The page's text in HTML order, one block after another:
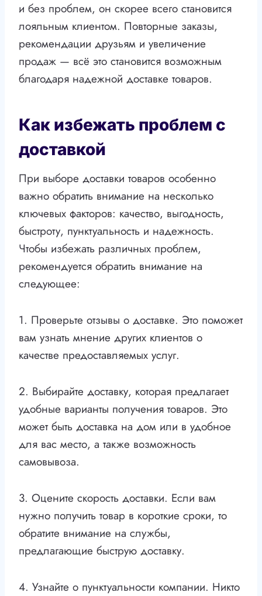
и без проблем, он скорее всего становится
лояльным клиентом. Повторные заказы,
рекомендации друзьям и увеличение
продаж — всё это становится возможным
благодаря надежной доставке товаров.
Как избежать проблем с
доставкой
При выборе доставки товаров особенно
важно обратить внимание на несколько
ключевых факторов: качество, выгодность,
быстроту, пунктуальность и надежность.
Чтобы избежать различных проблем,
рекомендуется обратить внимание на
следующее:
1. Проверьте отзывы о доставке. Это поможет
вам узнать мнение других клиентов о
качестве предоставляемых услуг.
2. Выбирайте доставку, которая предлагает
удобные варианты получения товаров. Это
может быть доставка на дом или в удобное
для вас место, а также возможность
самовывоза.
3. Оцените скорость доставки. Если вам
нужно получить товар в короткие сроки, то
обратите внимание на службы,
предлагающие быструю доставку.
4. Узнайте о пунктуальности компании. Никто